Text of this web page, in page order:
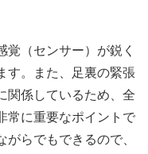
覚（センサー）が鋭く
す。また、足裏の緊張
関係しているため、全
常に重要なポイントで
らでもできるので、